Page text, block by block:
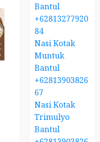
Bantul
+62813277920
84
Nasi Kotak
Muntuk
Bantul
+62813903826
67
Nasi Kotak
Trimulyo
Bantul